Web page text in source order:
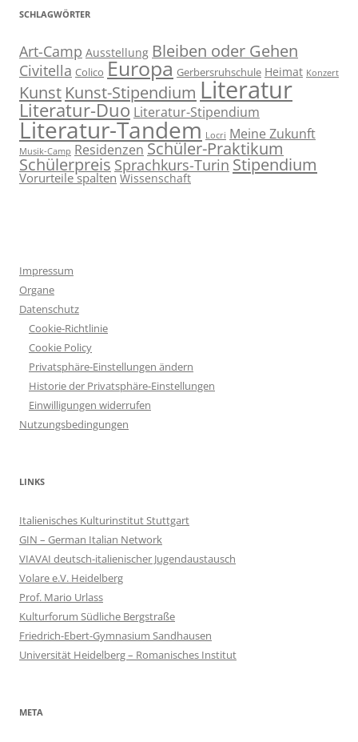
SCHLAGWÖRTER
Art-Camp Ausstellung Bleiben oder Gehen
Civitella Colico Europa Gerbersruhschule Heimat Konzert
Kunst Kunst-Stipendium Literatur
Literatur-Duo Literatur-Stipendium
Literatur-Tandem Locri Meine Zukunft
Musik-Camp Residenzen Schüler-Praktikum
Schülerpreis Sprachkurs-Turin Stipendium
Vorurteile spalten Wissenschaft
Impressum
Organe
Datenschutz
Cookie-Richtlinie
Cookie Policy
Privatsphäre-Einstellungen ändern
Historie der Privatsphäre-Einstellungen
Einwilligungen widerrufen
Nutzungsbedingungen
LINKS
Italienisches Kulturinstitut Stuttgart
GIN – German Italian Network
VIAVAI deutsch-italienischer Jugendaustausch
Volare e.V. Heidelberg
Prof. Mario Urlass
Kulturforum Südliche Bergstraße
Friedrich-Ebert-Gymnasium Sandhausen
Universität Heidelberg – Romanisches Institut
META